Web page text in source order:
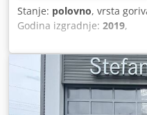
Stanje: polovno, vrsta
Godina izgradnje: 2019,